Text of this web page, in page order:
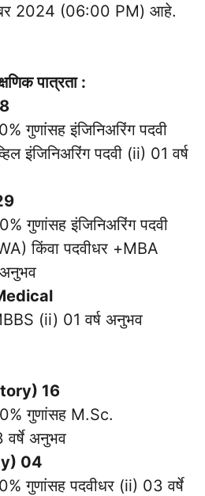
2024 (06:00 PM) आहे.
पात्रता :
गुणांसह इंजिनिअरिंग पदवी
इंजिनिअरिंग पदवी (ii) 01 वर्ष
गुणांसह इंजिनिअरिंग पदवी
किंवा पदवीधर +MBA
(ii) 01 वर्ष अनुभव
16
गुणांसह M.Sc.
अनुभव
04
गुणांसह पदवीधर (ii) 03 वर्षे